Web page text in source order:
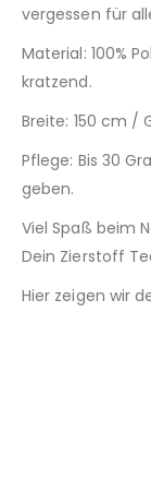
vergessen für
Material: 100%
kratzend.
Breite: 150 cm /
Pflege: Bis 30
geben.
Viel Spaß beim
Dein Zierstoff
Hier zeigen wir